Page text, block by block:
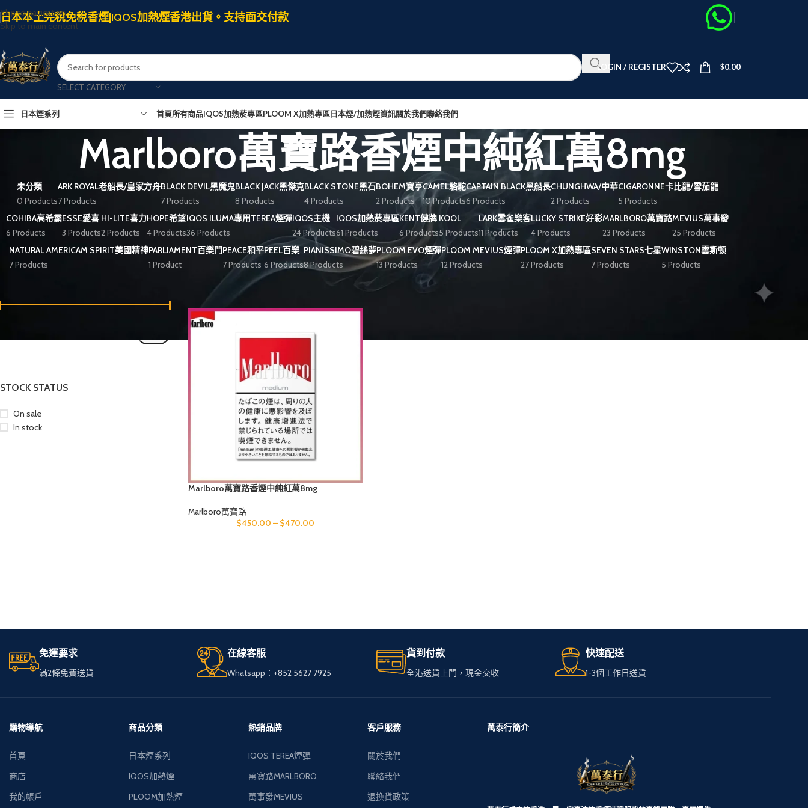
Skip to navigation
Skip to main content
日本本土完稅免稅香煙|IQOS加熱煙香港出貨。支持面交付款
SELECT CATEGORY
LOGIN / REGISTER $0.00
日本煙系列 首頁所有商品IQOS加熱菸專區PLOOM X加熱專區日本煙/加熱煙資訊關於我們聯絡我們
Marlboro萬寶路香煙中純紅萬8mg
未分類
0 Products
ARK ROYAL老船長/皇家方舟
7 Products
BLACK DEVIL黑魔鬼
7 Products
BLACK JACK黑傑克
8 Products
BLACK STONE黑石
4 Products
BOHEM寶亨
2 Products
CAMEL駱駝
10 Products
CAPTAIN BLACK黑船長
6 Products
CHUNGHWA/中華
2 Products
CIGARONNE卡比龍/雪茄龍
5 Products
COHIBA高希霸
6 Products
ESSE愛喜
3 Products
HI-LITE喜力
2 Products
HOPE希望
4 Products
IQOS ILUMA專用TEREA煙彈
36 Products
IQOS主機
24 Products
IQOS加熱菸專區
61 Products
KENT健牌
6 Products
KOOL
5 Products
LARK雲雀樂客
11 Products
LUCKY STRIKE好彩
4 Products
MARLBORO萬寶路
23 Products
MEVIUS萬事發
25 Products
NATURAL AMERICAM SPIRIT美國精神
7 Products
PARLIAMENT百樂門
1 Product
PEACE和平
7 Products
PEEL百樂
6 Products
PIANISSIMO碧絲夢
8 Products
PLOOM EVO煙彈
13 Products
PLOOM MEVIUS煙彈
12 Products
PLOOM X加熱專區
27 Products
SEVEN STARS七星
7 Products
WINSTON雲斯顿
5 Products
STOCK STATUS
On sale
In stock
商品標籤為 “Marlboro萬寶路香煙中純紅萬8mg”
Marlboro萬寶路香煙中純紅萬8mg
Marlboro萬寶路
$450.00 – $470.00
免運要求
滿2條免費送貨
在線客服
Whatsapp：+852 5627 7925
貨到付款
全港送貨上門，現金交收
快速配送
1-3個工作日送貨
購物導航
首頁
商店
我的帳戶
商品分類
日本煙系列
IQOS加熱煙
PLOOM加熱煙
熱銷品牌
IQOS TEREA煙彈
萬寶路MARLBORO
萬事發MEVIUS
客戶服務
關於我們
聯絡我們
退換貨政策
萬泰行簡介